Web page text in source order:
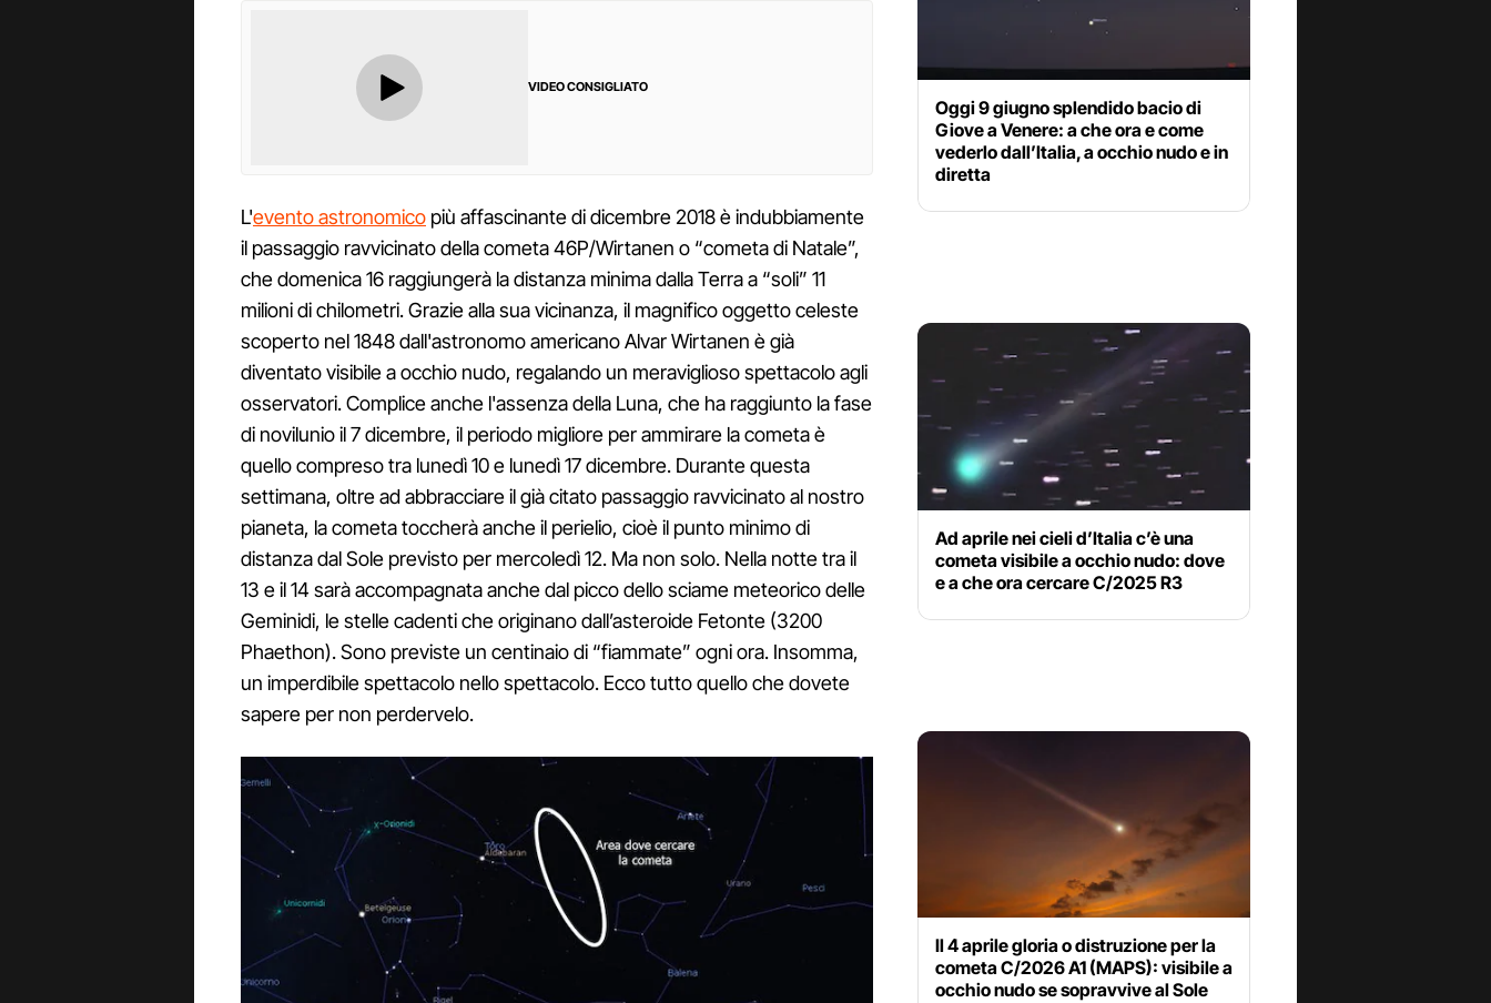
VIDEO CONSIGLIATO
L'evento astronomico più affascinante di dicembre 2018 è indubbiamente
il passaggio ravvicinato della cometa 46P/Wirtanen o “cometa di Natale”,
che domenica 16 raggiungerà la distanza minima dalla Terra a “soli” 11
milioni di chilometri. Grazie alla sua vicinanza, il magnifico oggetto celeste
scoperto nel 1848 dall'astronomo americano Alvar Wirtanen è già
diventato visibile a occhio nudo, regalando un meraviglioso spettacolo agli
osservatori. Complice anche l'assenza della Luna, che ha raggiunto la fase
di novilunio il 7 dicembre, il periodo migliore per ammirare la cometa è
quello compreso tra lunedì 10 e lunedì 17 dicembre. Durante questa
settimana, oltre ad abbracciare il già citato passaggio ravvicinato al nostro
pianeta, la cometa toccherà anche il perielio, cioè il punto minimo di
distanza dal Sole previsto per mercoledì 12. Ma non solo. Nella notte tra il
13 e il 14 sarà accompagnata anche dal picco dello sciame meteorico delle
Geminidi, le stelle cadenti che originano dall’asteroide Fetonte (3200
Phaethon). Sono previste un centinaio di “fiammate” ogni ora. Insomma,
un imperdibile spettacolo nello spettacolo. Ecco tutto quello che dovete
sapere per non perdervelo.
Oggi 9 giugno splendido bacio di
Giove a Venere: a che ora e come
vederlo dall’Italia, a occhio nudo e in
diretta
Ad aprile nei cieli d’Italia c’è una
cometa visibile a occhio nudo: dove
e a che ora cercare C/2025 R3
Il 4 aprile gloria o distruzione per la
cometa C/2026 A1 (MAPS): visibile a
occhio nudo se sopravvive al Sole